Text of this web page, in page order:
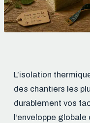
L’isolation
des chantiers les
durablement vos
l’enveloppe